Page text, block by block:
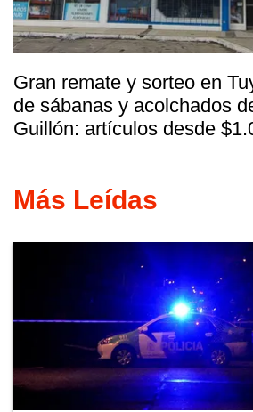
Gran remate y sorteo en
de sábanas y acolchados
Guillón: artículos desde
Más Leídas